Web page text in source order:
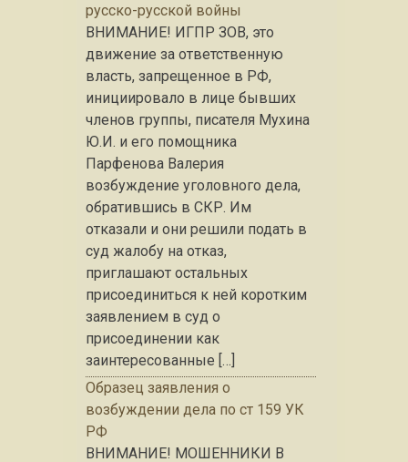
русско-русской войны
ВНИМАНИЕ! ИГПР ЗОВ, это
движение за ответственную
власть, запрещенное в РФ,
инициировало в лице бывших
членов группы, писателя Мухина
Ю.И. и его помощника
Парфенова Валерия
возбуждение уголовного дела,
обратившись в СКР. Им
отказали и они решили подать в
суд жалобу на отказ,
приглашают остальных
присоединиться к ней коротким
заявлением в суд о
присоединении как
заинтересованные […]
Образец заявления о
возбуждении дела по ст 159 УК
РФ
ВНИМАНИЕ! МОШЕННИКИ В